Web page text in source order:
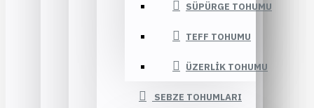
SÜPÜRGE TOHUMU
TEFF TOHUMU
ÜZERLIK TOHUMU
SEBZE TOHUMLARI